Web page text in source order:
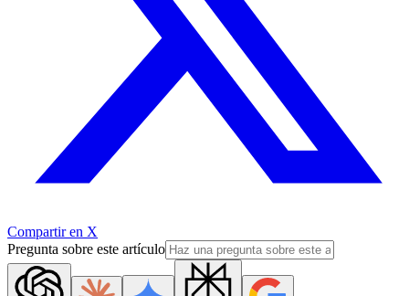
Compartir en X
Pregunta sobre este artículo